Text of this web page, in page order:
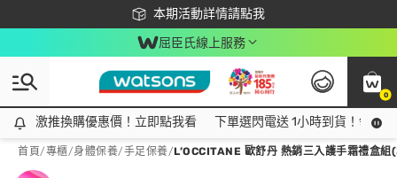
本期活動詳情請點我
下載app最高回饋$350
屈臣氏線上服務
0
激推換購優惠價！立即點我看
激推換購優惠價！立即點我看 下單選閃電送 1小時到貨！領神
首頁/專櫃/身體保養/手足保養/L’OCCITANE 歐舒丹 熱銷三入護手霜禮盒